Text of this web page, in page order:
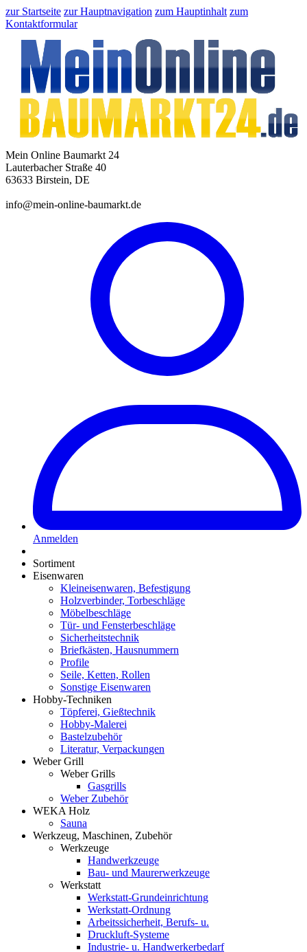
zur Startseite zur Hauptnavigation zum Hauptinhalt zum
Kontaktformular
Mein Online Baumarkt 24
Lauterbacher Straße 40
63633 Birstein, DE
info@mein-online-baumarkt.de
Anmelden
Sortiment
Eisenwaren
Kleineisenwaren, Befestigung
Holzverbinder, Torbeschläge
Möbelbeschläge
Tür- und Fensterbeschläge
Sicherheitstechnik
Briefkästen, Hausnummern
Profile
Seile, Ketten, Rollen
Sonstige Eisenwaren
Hobby-Techniken
Töpferei, Gießtechnik
Hobby-Malerei
Bastelzubehör
Literatur, Verpackungen
Weber Grill
Weber Grills
Gasgrills
Weber Zubehör
WEKA Holz
Sauna
Werkzeug, Maschinen, Zubehör
Werkzeuge
Handwerkzeuge
Bau- und Maurerwerkzeuge
Werkstatt
Werkstatt-Grundeinrichtung
Werkstatt-Ordnung
Arbeitssicherheit, Berufs- u.
Druckluft-Systeme
Industrie- u. Handwerkerbedarf